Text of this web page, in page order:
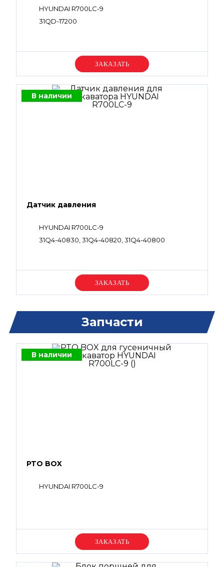
HYUNDAI R700LC-9
31QD-17200
Уточняйте цену
В наличии
Датчик давления
HYUNDAI R700LC-9
31Q4-40830, 31Q4-40820, 31Q4-40800
Уточняйте цену
Запчасти
В наличии
PTO BOX
HYUNDAI R700LC-9
Уточняйте цену